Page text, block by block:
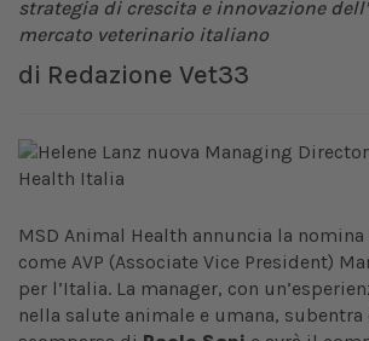
strategia di crescita e innovazione
mercato veterinario italiano
di Redazione Vet33
MSD Animal Health annuncia la nomina
come AVP (Associate Vice President)
per l’Italia. La manager, con
nella salute animale e umana, subentra